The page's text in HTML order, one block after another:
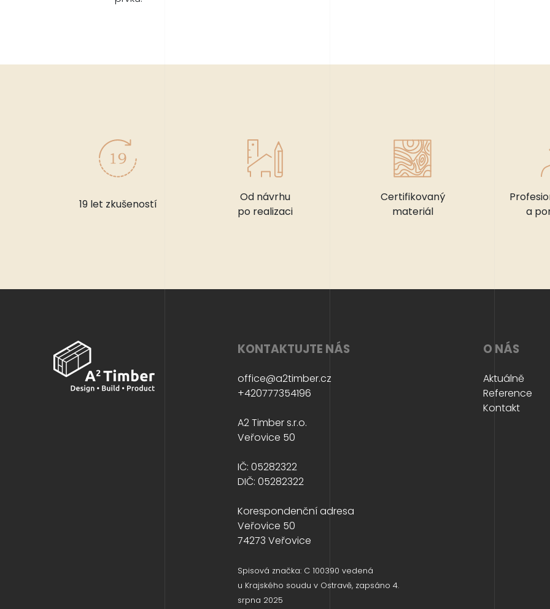
19 let zkušeností
Od návrhu
po realizaci
Certifikovaný
materiál
a
KONTAKTUJTE NÁS
office@a2timber.cz
+420777354196
A2 Timber s.r.o.
Veřovice 50
IČ: 05282322
DIČ: 05282322
Korespondenční adresa
Veřovice 50
74273 Veřovice
Spisová značka: C 100390 vedená
u Krajského soudu v Ostravě, zapsáno 4.
srpna 2025
O NÁS
Aktuálně
Reference
Kontakt